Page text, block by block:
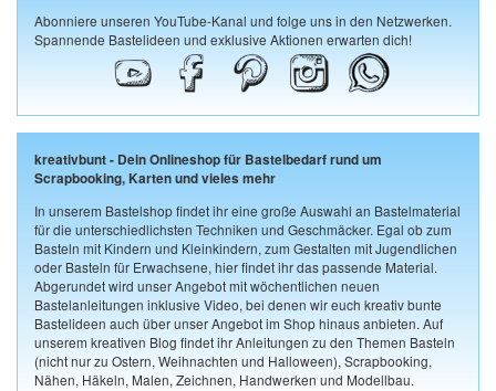
Abonniere unseren YouTube-Kanal und folge uns in den Netzwerken.
Spannende Bastelideen und exklusive Aktionen erwarten dich!
kreativbunt - Dein Onlineshop für Bastelbedarf rund um
Scrapbooking, Karten und vieles mehr
In unserem Bastelshop findet ihr eine große Auswahl an Bastelmaterial
für die unterschiedlichsten Techniken und Geschmäcker. Egal ob zum
Basteln mit Kindern und Kleinkindern, zum Gestalten mit Jugendlichen
oder Basteln für Erwachsene, hier findet ihr das passende Material.
Abgerundet wird unser Angebot mit wöchentlichen neuen
Bastelanleitungen inklusive Video, bei denen wir euch kreativ bunte
Bastelideen auch über unser Angebot im Shop hinaus anbieten. Auf
unserem kreativen Blog findet ihr Anleitungen zu den Themen Basteln
(nicht nur zu Ostern, Weihnachten und Halloween), Scrapbooking,
Nähen, Häkeln, Malen, Zeichnen, Handwerken und Modellbau.